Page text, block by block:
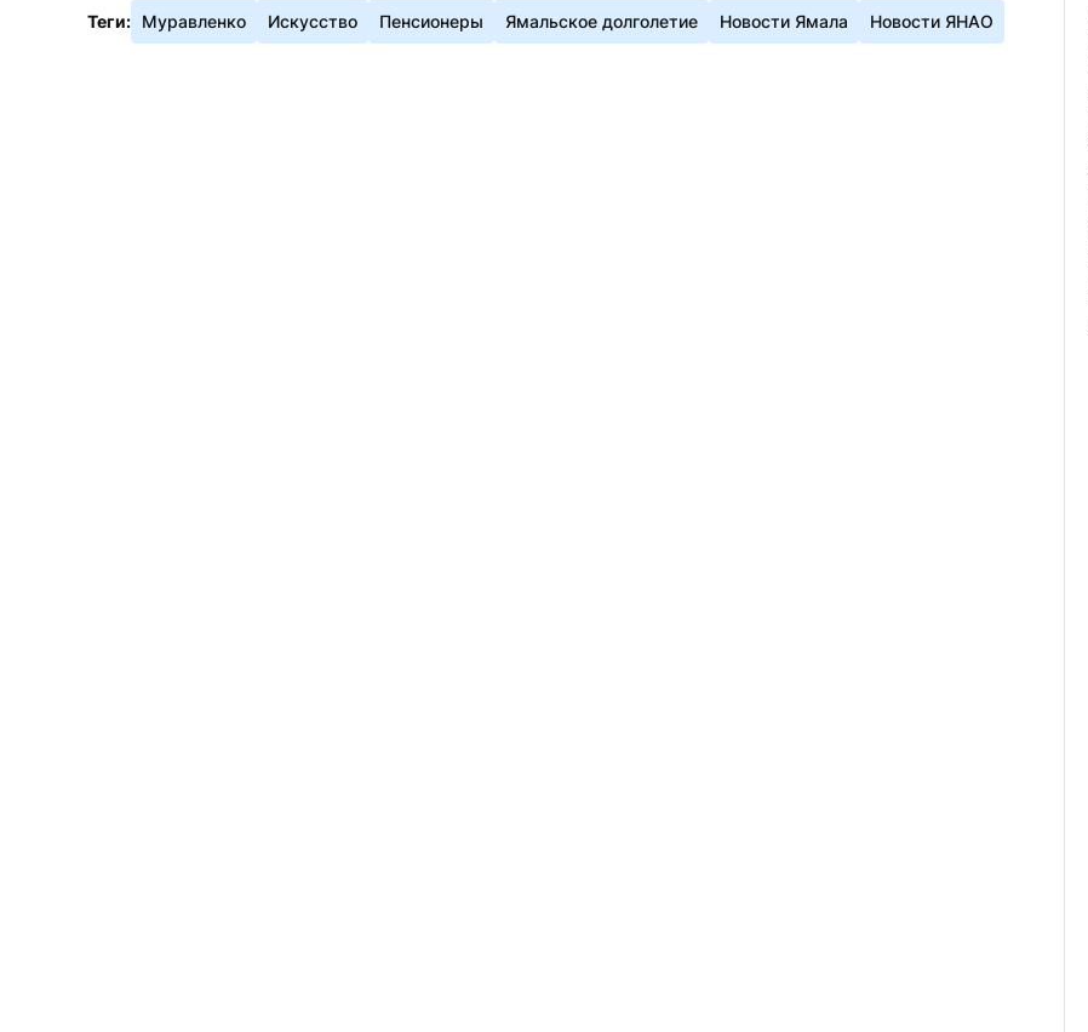
Теги: Муравленко Искусство Пенсионеры Ямальское долголетие Новости Ямала Новости ЯНАО